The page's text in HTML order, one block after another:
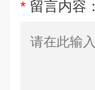
* 留言内容：